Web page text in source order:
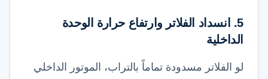
5. انسداد الفلاتر وارتفاع حرارة الوحدة
الداخلية
لو الفلاتر مسدودة تماماً بالتراب، الموتور الداخلي